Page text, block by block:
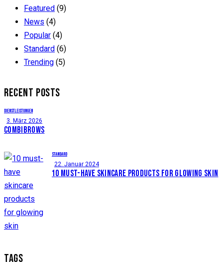
Featured (9)
News (4)
Popular (4)
Standard (6)
Trending (5)
RECENT POSTS
DIENSTLEISTUNGEN
3. März 2026
COMBIBROWS
STANDARD
22. Januar 2024
10 MUST-HAVE SKINCARE PRODUCTS FOR GLOWING SKIN
TAGS